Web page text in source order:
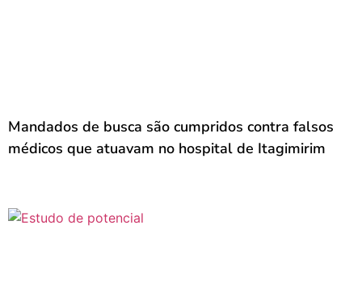
Mandados de busca são cumpridos contra falsos
médicos que atuavam no hospital de Itagimirim